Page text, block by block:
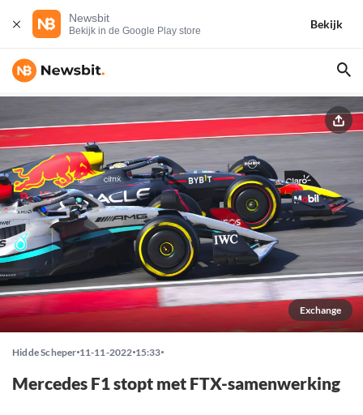
Newsbit
Bekijk in de Google Play store
Bekijk
Exchange
Hidde Scheper 11-11-2022 15:33
Mercedes F1 stopt met FTX-samenwerking